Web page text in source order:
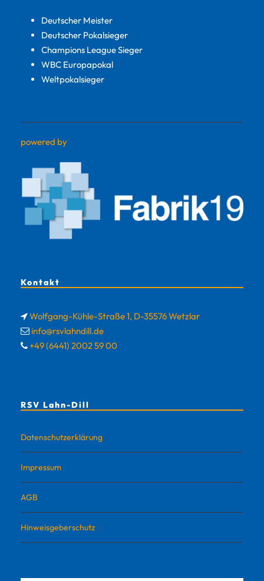
Deutscher Meister
Deutscher Pokalsieger
Champions League Sieger
WBC Europapokal
Weltpokalsieger
powered by
Kontakt
Wolfgang-Kühle-Straße 1, D-35576 Wetzlar
info@rsvlahndill.de
+49 (6441) 2002 59 00
RSV Lahn-Dill
Datenschutzerklärung
Impressum
AGB
Hinweisgeberschutz